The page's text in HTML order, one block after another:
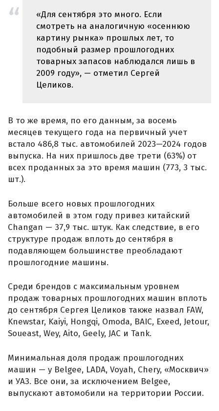
«Для сентября это много. Если
смотреть на аналогичную «осеннюю
картину рынка» прошлых лет, то
подобный размер прошлогодних
товарных запасов наблюдался лишь в
2009 году», — отметил Сергей
Целиков.
В то же время, по его данным, за восемь
месяцев текущего года на первичный учет
встало 486,8 тыс. автомобилей 2023—2024 годов
выпуска. На них пришлось две трети (63%) от
всех проданных за это время машин (773, 3 тыс.
шт.).
Больше всего новых прошлогодних
автомобилей в этом году привез китайский
Changan — 37,9 тыс. штук. Как следствие, в его
структуре продаж вплоть до сентября в
подавляющем большинстве преобладают
прошлогодние машины.
Среди брендов с максимальным уровнем
продаж товарных прошлогодних машин вплоть
до сентября Сергея Целиков также назвал FAW,
Knewstar, Kaiyi, Hongqi, Omoda, BAIC, Exeed, Jetour,
Soueast, Wey, Aito, Geely, JAC и Tank.
Минимальная доля продаж прошлогодних
машин — у Belgee, LADA, Voyah, Chery, «Москвич»
и УАЗ. Все они, за исключением Belgee,
выпускают автомобили на территории России.